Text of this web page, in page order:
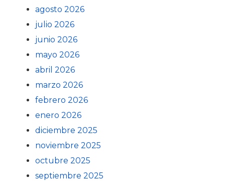
agosto 2026
julio 2026
junio 2026
mayo 2026
abril 2026
marzo 2026
febrero 2026
enero 2026
diciembre 2025
noviembre 2025
octubre 2025
septiembre 2025